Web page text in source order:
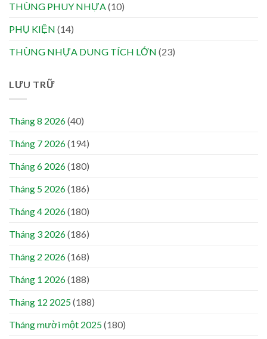
THÙNG PHUY NHỰA(10)
PHỤ KIỆN (14)
THÙNG NHỰA DUNG TÍCH LỚN (23)
LƯU TRỮ
Tháng 8 2026(40)
Tháng 7 2026(194)
Tháng 6 2026(180)
Tháng 5 2026(186)
Tháng 4 2026(180)
Tháng 3 2026(186)
Tháng 2 2026(168)
Tháng 1 2026(188)
Tháng 12 2025(188)
Tháng mười một 2025(180)